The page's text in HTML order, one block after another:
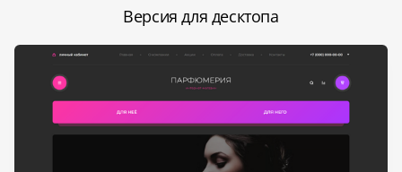
Версия для десктопа